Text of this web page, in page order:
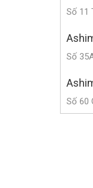
Số 11
Số
Số 60